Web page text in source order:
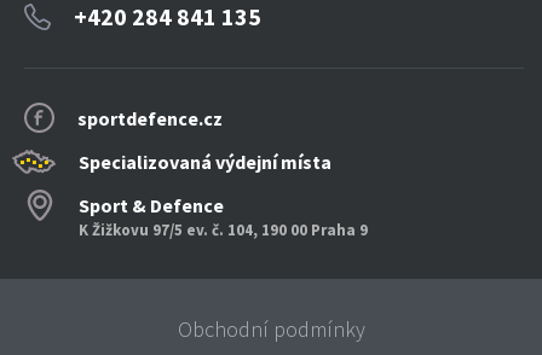
sportdefence.cz
Specializovaná výdejní místa
Sport & Defence
K Žižkovu 97/5 ev. č. 104, 190 00 Praha 9
+420 284 841 135
Obchodní podmínky